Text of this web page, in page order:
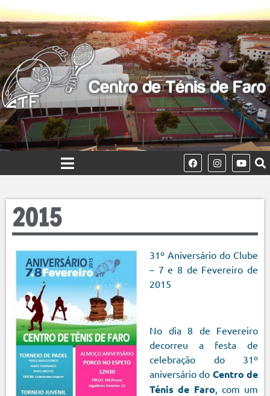
2015
31º Aniversário do Clube
– 7 e 8 de Fevereiro de
2015
No dia 8 de Fevereiro
decorreu a festa de
celebração do 31º
aniversário do Centro de
Ténis de Faro , com um